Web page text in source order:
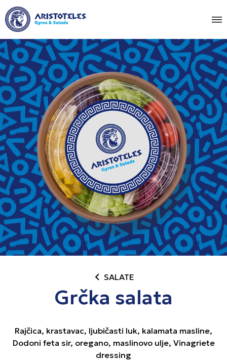
chevron_left SALATE
Grčka salata
Rajčica, krastavac, ljubičasti luk, kalamata masline,
Dodoni feta sir, oregano, maslinovo ulje, Vinagriete
dressing